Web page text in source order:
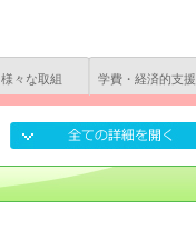
様々な取組 学費・経済的支援